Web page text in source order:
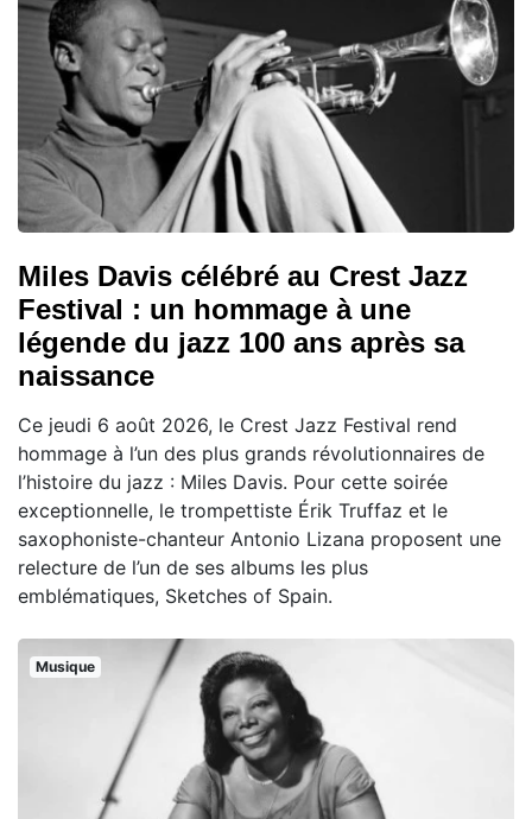
Miles Davis célébré au Crest Jazz
Festival : un hommage à une
légende du jazz 100 ans après sa
naissance
Ce jeudi 6 août 2026, le Crest Jazz Festival rend
hommage à l’un des plus grands révolutionnaires de
l’histoire du jazz : Miles Davis. Pour cette soirée
exceptionnelle, le trompettiste Érik Truffaz et le
saxophoniste-chanteur Antonio Lizana proposent une
relecture de l’un de ses albums les plus
emblématiques, Sketches of Spain.
Musique